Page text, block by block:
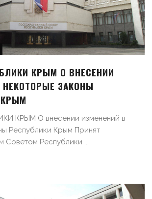
КРЫМ О ВНЕСЕНИИ
ЗАКОНЫ
КРЫМ О внесении изменений в
Республики Крым Принят
Советом Республики ...